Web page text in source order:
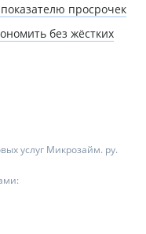
просрочек
без жёстких
услуг Микрозайм. ру.